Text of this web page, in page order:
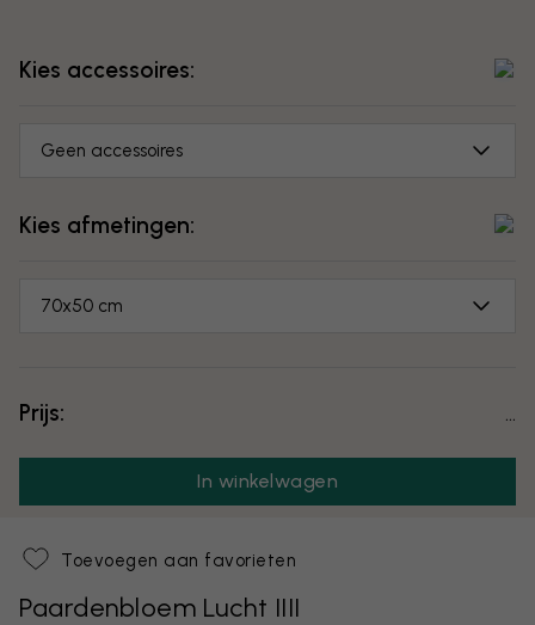
Kies accessoires:
Geen accessoires
Kies afmetingen:
70x50 cm
Prijs:
In winkelwagen
Toevoegen aan favorieten
Paardenbloem Lucht IIII